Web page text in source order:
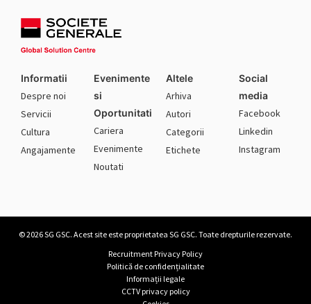
Informatii
Despre noi
Servicii
Cultura
Angajamente
Evenimente
si
Oportunitati
Cariera
Evenimente
Noutati
Altele
Arhiva
Autori
Categorii
Etichete
Social
media
Facebook
Linkedin
Instagram
© 2026 SG GSC. Acest site este proprietatea SG GSC. Toate drepturile rezervate.
Recruitment Privacy Policy
Politică de confidențialitate
Informații legale
CCTV privacy policy